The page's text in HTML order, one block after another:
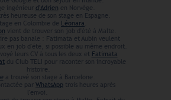
ingénieur d'Adrien en Norvège.
heureuse de son stage en Espagne.
en Colombie de Léonara
vient de trouver son job d'été à Malte.
pas banale : Fatimata et Aubin veulent
en job d'été, si possible au même endroit.
leurs CV à tous les deux et Fatimata
du Club TELI pour raconter son incroyable
histoire.
a trouvé son stage à Barcelone.
par WhatsApp trois heures après
l'envoi.